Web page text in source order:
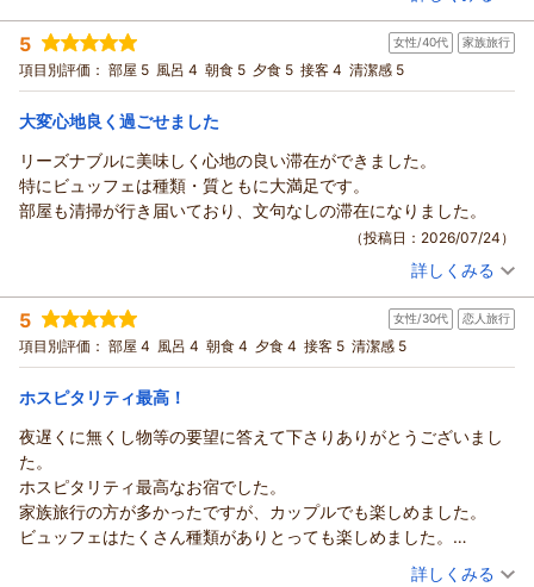
投稿者： タツさん(男性/60代)
宿泊プラン： 和歌山県大阪府奈良県三重県在住の皆様限定プラン♪秘密の2つ
の特典付き♪
ツイン 朝・夕
宿泊価格帯： 15,001～16,000円(大人一人あたり/税込)
5 女性/40代 家族旅行
項目別評価： 部屋 5 風呂 4 朝食 5 夕食 5 接客 4 清潔感 5
大変心地良く過ごせました
リーズナブルに美味しく心地の良い滞在ができました。
特にビュッフェは種類・質ともに大満足です。
部屋も清掃が行き届いており、文句なしの滞在になりました。
（投稿日：2026/07/24）
投稿者： まゆさん(女性/40代)
宿泊プラン： ＜ビュッフェ＞直前割【日にちが合えば超ラッキー♪】ショー
トステイdeお得♪
ツイン 朝・夕
宿泊価格帯： 12,001～13,000円(大人一人あたり/税込)
まゆ様
この度は白浜古賀の井リゾート＆スパにご宿泊いただき、誠に
ありがとうございます。
「リーズナブルに美味しく心地の良い滞在ができた」とのお言
葉を頂戴し、大変嬉しく拝読いたしました。
これからも、お客様に価格以上の価値を感じていただけるおも
詳しくみる
5 女性/30代 恋人旅行
項目別評価： 部屋 4 風呂 4 朝食 4 夕食 4 接客 5 清潔感 5
ホスピタリティ最高！
夜遅くに無くし物等の要望に答えて下さりありがとうございまし
た。
ホスピタリティ最高なお宿でした。
家族旅行の方が多かったですが、カップルでも楽しめました。
ビュッフェはたくさん種類がありとっても楽しめました。
また機会があれば訪れたい思い出の場所になりました☆（投稿日：2026/07/21）
詳しくみる